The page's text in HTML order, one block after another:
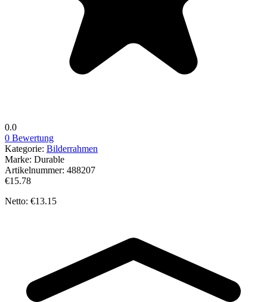
0.0
0 Bewertung
Kategorie: Bilderrahmen
Marke: Durable
Artikelnummer: 488207
€15.78
Netto: €13.15